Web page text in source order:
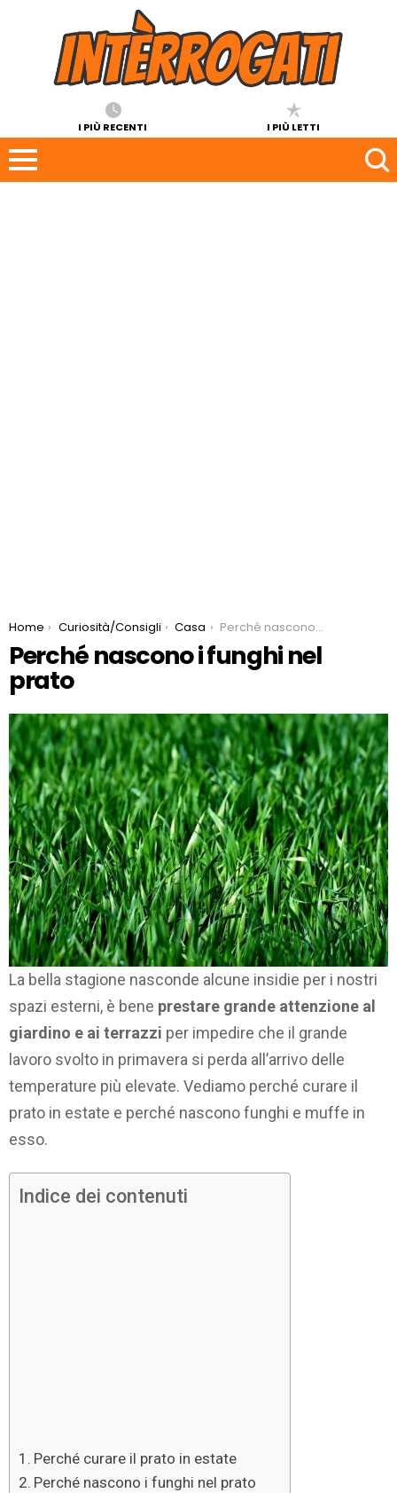
I PIÙ RECENTI I PIÙ LETTI
You are here:
Home Curiosità/Consigli Casa Perché nascono i funghi nel prato
Perché nascono i funghi nel
prato
La bella stagione nasconde alcune insidie per i nostri
spazi esterni, è bene prestare grande attenzione al
giardino e ai terrazzi per impedire che il grande
lavoro svolto in primavera si perda all’arrivo delle
temperature più elevate. Vediamo perché curare il
prato in estate e perché nascono funghi e muffe in
esso.
Indice dei contenuti
Perché curare il prato in estate
Perché nascono i funghi nel prato